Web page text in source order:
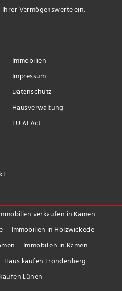
Vermögenswerte ein.
Immobilien
Impressum
Datenschutz
Hausverwaltung
EU AI Act
verkaufen in Kamen
Immobilien in Holzwickede
Immobilien in Kamen
Haus kaufen Fröndenberg
Lünen